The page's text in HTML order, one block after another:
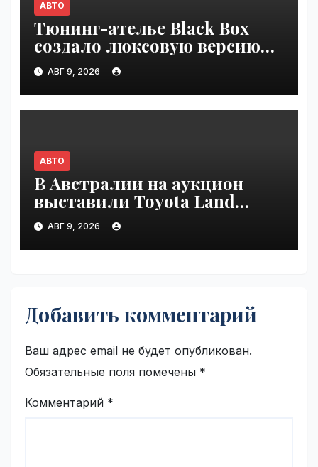
АВТО
Тюнинг-ателье Black Box
создало люксовую версию
Land Cruiser 70 | VseTime.ru
АВГ 9, 2026
АВТО
В Австралии на аукцион
выставили Toyota Land
Cruiser 200, проехавший 1
млн км | VseTime.ru
АВГ 9, 2026
Добавить комментарий
Ваш адрес email не будет опубликован.
Обязательные поля помечены *
Комментарий *